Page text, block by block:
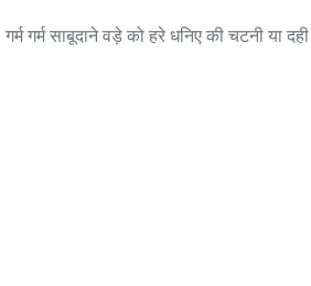
गर्म साबूदाने वड़े को हरे धनिए की चटनी या दही